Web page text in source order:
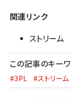
関連リンク
ストリーム
この記事のキー
#3PL #ストリーム